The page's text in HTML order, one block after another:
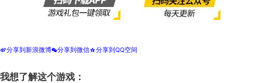
t分享到新浪微博w分享到微信z分享到QQ空间
我想了解这个游戏：